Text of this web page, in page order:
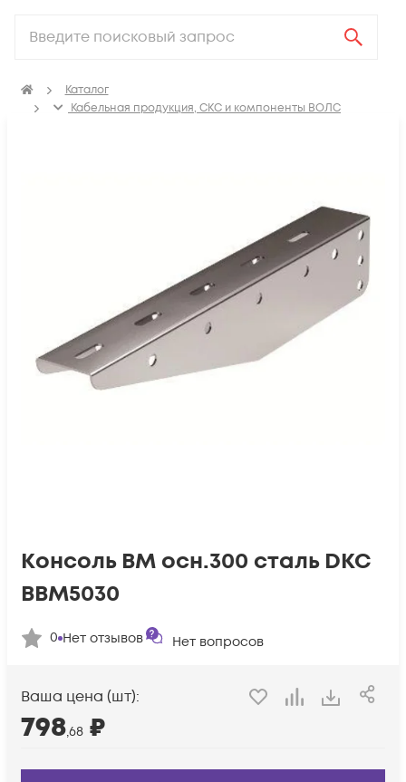
Каталог
Кабельная продукция, СКС и компоненты ВОЛС
Консоль BM осн.300 сталь DKC
BBM5030
0 Нет отзывов Нет вопросов
Ваша цена (шт):
798,68 ₽